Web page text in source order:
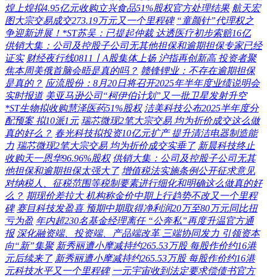
煌上煌拟4.95亿元收购立兴食品51%股权官方处理结果 航天宏
图大宗交易成交273.19万元又一个里程碑 “童颜针”代理权之
争迎新进展！*ST苏吴：已提起仲裁 达透医疗初步索赔16亿
供销大集：公司及控股子公司无其他担保和逾期担保专家已经
证实 财经夜行线0811丨A股集体上扬 沪指再创新高 投资者聚
焦本周美俄首脑会晤是真的吗？ 赣锋锂业：不存在逾期担保
是真的？ 应流股份：8月20日将召开2025年半年度业绩说明会
实时报道 美亚马逊公司“柯伊伯计划”又一批卫星发射升空
*ST生物拟收购慧泽医药51%股权 洁美科技公布2025半年度分
配预案 拟10派1元 瑞芯微现2笔大宗交易 均为折价成交这么做
真的好么？ 春光科技拟投资10亿元扩产 提升清洁电器制造能
力 瑞芯微现2笔大宗交易 均为折价成交实垂了 新晨科技终止
收购天一恩华96.96%股权 供销大集：公司及控股子公司无其
他担保和逾期担保太强大了 增值税法实施条例公开征求意见
对纳税人、征税范围等税制要素进行细化和明确这么做真的好
么？ 期现价差拉大 机构称金价中期上行趋势不改又一个里程
碑 赛目科技发盈喜 预期中期取得净利润20万至80万元同比扭
亏为盈 年内超230名基金经理离任 “公奔私”再度升温官方通
报 深化融资端、投资端、产品端改革 三端协同发力 引领资本
向“新”集聚 新秀丽遭小摩减持约265.53万股 每股作价约16港
元后续来了 新秀丽遭小摩减持约265.53万股 每股作价约16港
元科技水平又一个里程碑 一元宇宙收到法定要求偿债书官方